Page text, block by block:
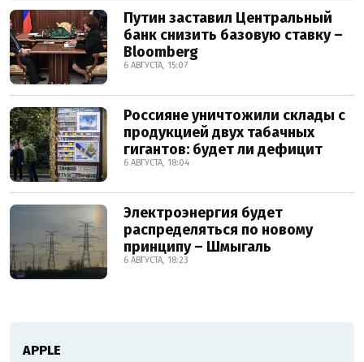
Путин заставил Центральный
банк снизить базовую ставку –
Bloomberg
6 АВГУСТА, 15:07
Россияне уничтожили склады с
продукцией двух табачных
гигантов: будет ли дефицит
6 АВГУСТА, 18:04
Электроэнергия будет
распределяться по новому
принципу – Шмыгаль
6 АВГУСТА, 18:23
АPPLE